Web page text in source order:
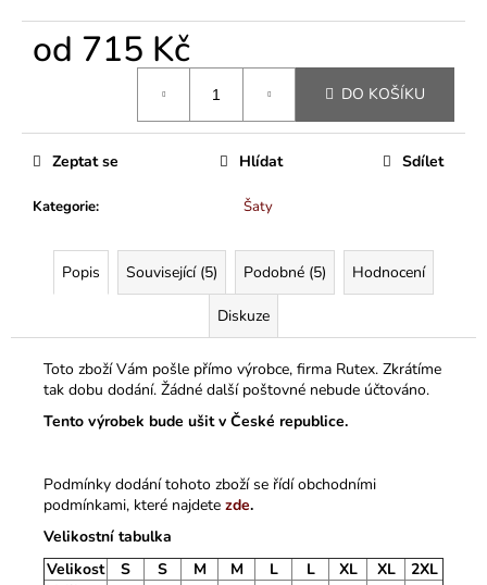
od 715 Kč
DO KOŠÍKU
Kategorie: Šaty
Zeptat se Hlídat Sdílet
Popis Související (5) Podobné (5) Hodnocení
Diskuze
Toto zboží Vám pošle přímo výrobce, firma Rutex. Zkrátíme
tak dobu dodání. Žádné další poštovné nebude účtováno.
Tento výrobek bude ušit v České republice.
Podmínky dodání tohoto zboží se řídí obchodními
podmínkami, které najdete zde.
Velikostní tabulka
Velikost
S S M M L L XL XL
2XL